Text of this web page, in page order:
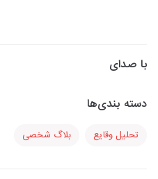
با صدای
دسته بندی‌ها
تحلیل وقایع بلاگ شخصی